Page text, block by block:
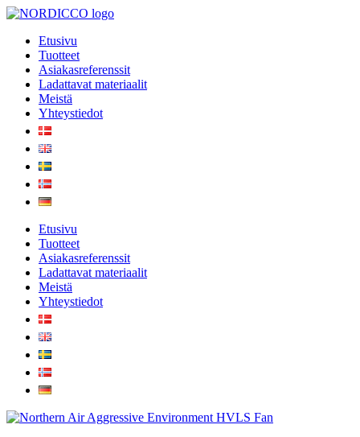
Mene
Etusivu
Tuotteet
Asiakasreferenssit
Ladattavat materiaalit
Meistä
Yhteystiedot
Etusivu
Tuotteet
Asiakasreferenssit
Ladattavat materiaalit
Meistä
Yhteystiedot